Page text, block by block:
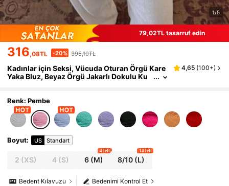
1/5
79,02TL tasarruf edin
316,08TL -20% 395,10TL
Kadınlar için Seksi, Vücuda Oturan Örgü Kare
Yaka Bluz, Beyaz Örgü Jakarlı Dokulu Ku
Günlük
4,65 (100+)
Renk: Pembe
Boyut: US Standart
2 (XS) 4(S) 6(M)
4 left
8/10 (L)
14 left
Bedenimi Kontrol Et
Bedent Kılavuzu